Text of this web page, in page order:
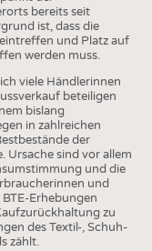
bereits seit
ist, dass die
und Platz auf
werden muss.
viele Händlerinnen
beteiligen
bislang
in zahlreichen
der
Ursache sind vor allem
und die
und
Erhebungen
zu
des Textil-, Schuh-
zählt.